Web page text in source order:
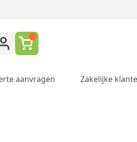
aanvragen Zakelijke